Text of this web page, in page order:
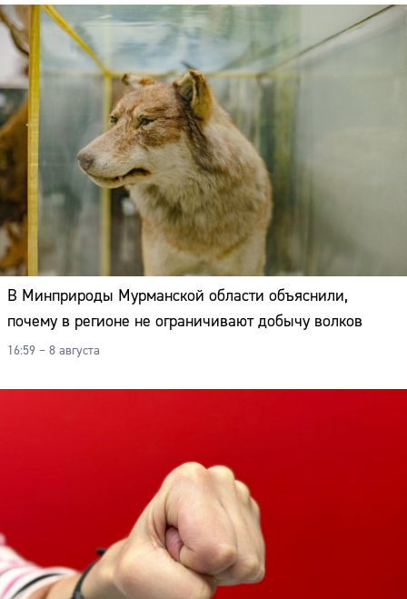
В Минприроды Мурманской области объяснили,
почему в регионе не ограничивают добычу волков
16:59 – 8 августа